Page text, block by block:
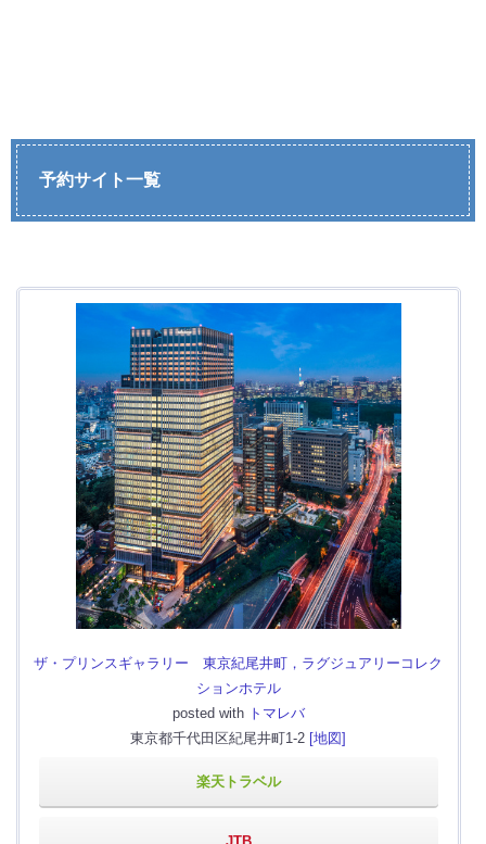
予約サイト一覧
ザ・プリンスギャラリー 東京紀尾井町，ラグジュアリーコレク
ションホテル
posted with トマレバ
東京都千代田区紀尾井町1-2 [地図]
楽天トラベル